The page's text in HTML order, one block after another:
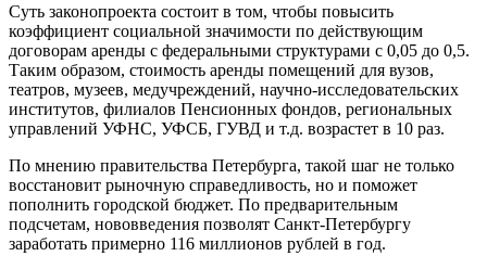
Суть законопроекта состоит в том, чтобы повысить
коэффициент социальной значимости по действующим
договорам аренды с федеральными структурами с 0,05 до 0,5.
Таким образом, стоимость аренды помещений для вузов,
театров, музеев, медучреждений, научно-исследовательских
институтов, филиалов Пенсионных фондов, региональных
управлений УФНС, УФСБ, ГУВД и т.д. возрастет в 10 раз.
По мнению правительства Петербурга, такой шаг не только
восстановит рыночную справедливость, но и поможет
пополнить городской бюджет. По предварительным
подсчетам, нововведения позволят Санкт-Петербургу
заработать примерно 116 миллионов рублей в год.